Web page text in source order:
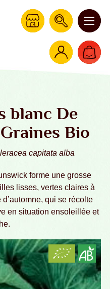
blanc De
Bio
capitata alba
forme une grosse
lisses, vertes claires à
qui se récolte
en situation ensoleillée et